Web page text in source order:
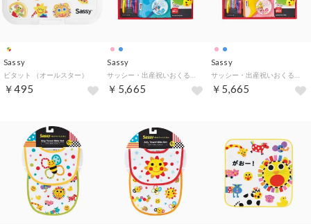
Sassy
ビタット （オールスター）
￥495
Sassy
￥5,665
Sassy
￥5,665